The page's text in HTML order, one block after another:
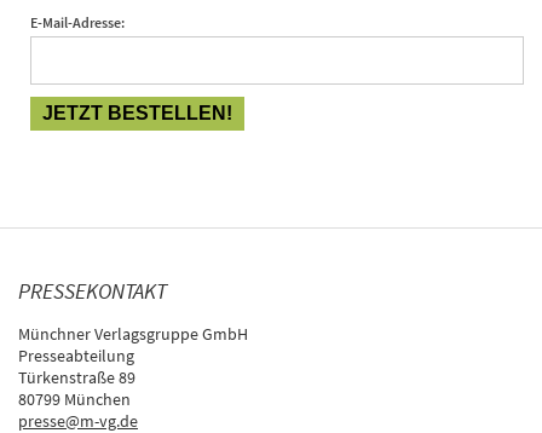
E-Mail-Adresse:
PRESSEKONTAKT
Münchner Verlagsgruppe GmbH
Presseabteilung
Türkenstraße 89
80799 München
presse@m-vg.de